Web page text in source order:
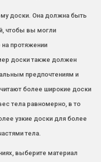
доски. Она должна быть
чтобы вы могли
на протяжении
доски также должен
предпочтениям и
более широкие доски
тела равномерно, в то
узкие доски для более
тела.
выберите материал